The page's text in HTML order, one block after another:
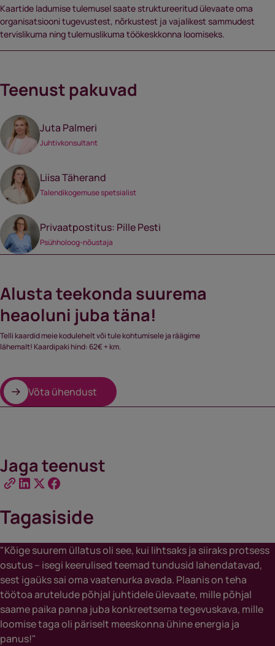
Kaartide ladumise tulemusel saate struktureeritud ülevaate oma
organisatsiooni tugevustest, nõrkustest ja vajalikest sammudest
tervislikuma ning tulemuslikuma töökeskkonna loomiseks.
Teenust pakuvad
Juta Palmeri
Juhtivkonsultant
Liisa Täherand
Talendikogemuse spetsialist
Privaatpostitus: Pille Pesti
Psühholoog-nõustaja
Alusta teekonda suurema
heaoluni juba täna!
Telli kaardid meie kodulehelt või tule kohtumisele ja räägime
lähemalt! Kaardipaki hind: 62€ + km.
Võta ühendust
Jaga teenust
Tagasiside
"Kõige suurem üllatus oli see, kui lihtsaks ja siiraks protsess
osutus – isegi keerulised teemad tundusid lahendatavad,
sest igaüks sai oma vaatenurka avada. Plaanis on teha
töötoa arutelude põhjal juhtidele ülevaate, mille põhjal
saame paika panna juba konkreetsema tegevuskava, mille
loomise taga oli päriselt meeskonna ühine energia ja
panus!"